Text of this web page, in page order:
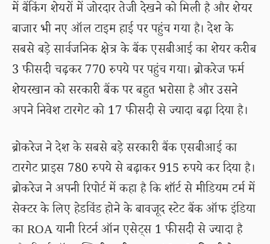
में बैंकिंग शेयरों में जोरदार तेजी देखने को मिली है और शेयर
बाजार भी नए ऑल टाइम हाई पर पहुंच गया है। देश के
सबसे बड़े सार्वजनिक क्षेत्र के बैंक एसबीआई का शेयर करीब
3 फीसदी चढ़कर 770 रुपये पर पहुंच गया। ब्रोकरेज फर्म
शेयरखान को सरकारी बैंक पर बहुत भरोसा है और उसने
अपने निवेश टारगेट को 17 फीसदी से ज्यादा बढ़ा दिया है।
ब्रोकरेज ने देश के सबसे बड़े सरकारी बैंक एसबीआई का
टारगेट प्राइस 780 रुपये से बढ़ाकर 915 रुपये कर दिया है।
ब्रोकरेज ने अपनी रिपोर्ट में कहा है कि शॉर्ट से मीडियम टर्म में
सेक्टर के लिए हेडविंड होने के बावजूद स्टेट बैंक ऑफ इंडिया
का ROA यानी रिटर्न ऑन एसेट्स 1 फीसदी से ज्यादा है